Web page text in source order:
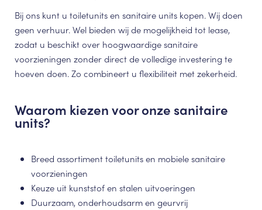
Bij ons kunt u toiletunits en sanitaire units kopen. Wij doen
geen verhuur. Wel bieden wij de mogelijkheid tot lease,
zodat u beschikt over hoogwaardige sanitaire
voorzieningen zonder direct de volledige investering te
hoeven doen. Zo combineert u flexibiliteit met zekerheid.
Waarom kiezen voor onze sanitaire
units?
Breed assortiment toiletunits en mobiele sanitaire
voorzieningen
Keuze uit kunststof en stalen uitvoeringen
Duurzaam, onderhoudsarm en geurvrij